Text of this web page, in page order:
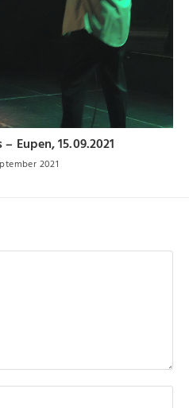
Eupen, 15.09.2021
2021